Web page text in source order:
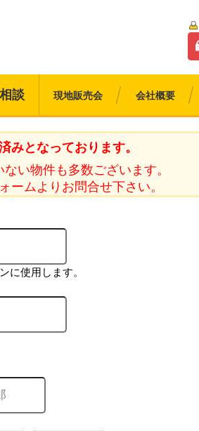
談 現地販売会 会社概要
みとなっております。
い物件も多数ございます。
ームよりお問合せ下さい。
に使用します。